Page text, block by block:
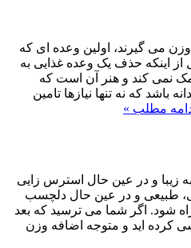
می گیرند، اولین وعده ای که
اینکه حذف یک وعده غذایی به
نمی کند و هنر آن است که
باشد که نه تنها نیازها تامین
مطلب »
زیبا و در عین حال استرس زایی
طبیعی و در عین حال دلچسب
شود. اگر شما می ترسید که بعد
کرده اید و متوجه اضافه وزن